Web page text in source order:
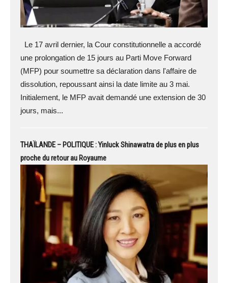
Le 17 avril dernier, la Cour constitutionnelle a accordé
une prolongation de 15 jours au Parti Move Forward
(MFP) pour soumettre sa déclaration dans l'affaire de
dissolution, repoussant ainsi la date limite au 3 mai.
Initialement, le MFP avait demandé une extension de 30
jours, mais...
THAÏLANDE – POLITIQUE : Yinluck Shinawatra de plus en plus
proche du retour au Royaume